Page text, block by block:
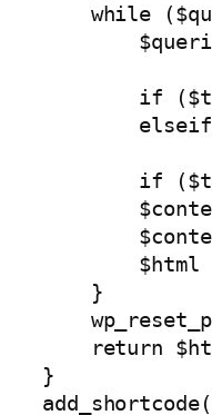
while
if
if
$html
    }
return
}